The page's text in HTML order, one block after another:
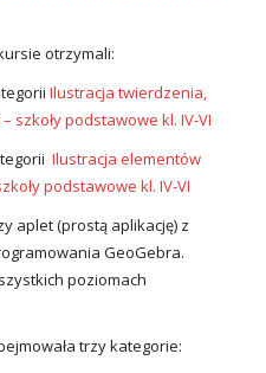
otrzymali:
Ilustracja twierdzenia,
szkoły podstawowe kl. IV-VI
Ilustracja elementów
podstawowe kl. IV-VI
aplet (prostą aplikację) z
GeoGebra.
poziomach
trzy kategorie: